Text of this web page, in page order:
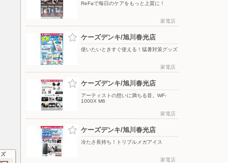
ReFaで毎日のケアをもっと上質に！
家電店
ケーズデンキ/旭川春光店
使いたいときすぐ使える！猛暑対策グッズ
家電店
ケーズデンキ/旭川春光店
アーティストの想いに満ちる音。WF-
1000X M6
家電店
ケーズデンキ/旭川春光店
冷たさ長持ち！トリプルメガアイス
家電店